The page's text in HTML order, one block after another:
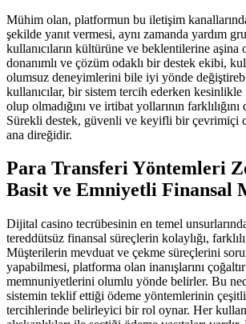
Mühim olan, platformun bu iletişim
şekilde yanıt vermesi, aynı zamanda yardım
kullanıcıların kültürüne ve beklentilerine aşina
donanımlı ve çözüm odaklı bir destek ekibi,
olumsuz deneyimlerini bile iyi yönde
kullanıcılar, bir sistem tercih ederken
olup olmadığını ve irtibat yollarının farklılığını
Sürekli destek, güvenli ve keyifli bir çevrimiçi
ana direğidir.
Para Transferi Yöntemleri
Basit ve Emniyetli Finansal
Dijital casino tecrübesinin en temel
tereddütsüz finansal süreçlerin kolaylığı,
Müşterilerin mevduat ve çekme süreçlerini
yapabilmesi, platforma olan inanışlarını
memnuniyetlerini olumlu yönde belirler. Bu
sistemin teklif ettiği ödeme yöntemlerinin
tercihlerinde belirleyici bir rol oynar. Her